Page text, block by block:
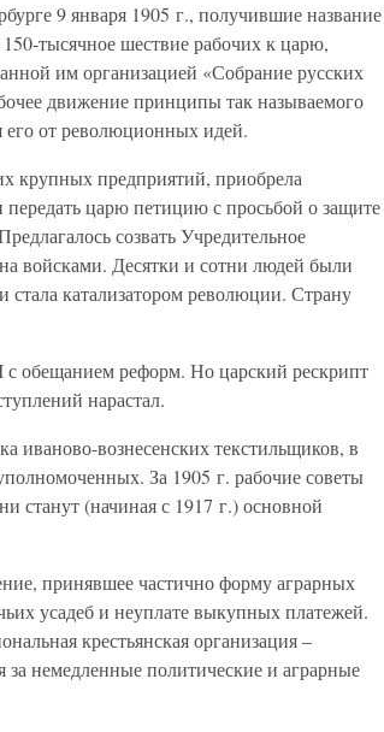
9 января 1905 г., получившие название
150-тысячное шествие рабочих к царю,
им организацией «Собрание русских
движение принципы так называемого
его от революционных идей.
крупных предприятий, приобрела
передать царю петицию с просьбой о защите
созвать Учредительное
войсками. Десятки и сотни людей были
стала катализатором революции. Страну
с обещанием реформ. Но царский рескрипт
нарастал.
иваново-вознесенских текстильщиков, в
За 1905 г. рабочие советы
станут (начиная с 1917 г.) основной
принявшее частично форму аграрных
усадеб и неуплате выкупных платежей.
крестьянская организация –
немедленные политические и аграрные